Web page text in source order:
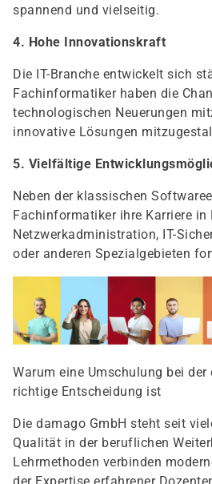
spannend und vielseitig.
4. Hohe Innovationskraft
Die IT-Branche entwickelt sich
Fachinformatiker haben die
technologischen Neuerungen
innovative Lösungen
5. Vielfältige
Neben der klassischen
Fachinformatiker ihre Karriere in
Netzwerkadministration, IT-
oder anderen Spezialgebieten
Warum eine Umschulung bei der
richtige Entscheidung ist
Die damago GmbH steht seit
Qualität in der beruflichen
Lehrmethoden verbinden